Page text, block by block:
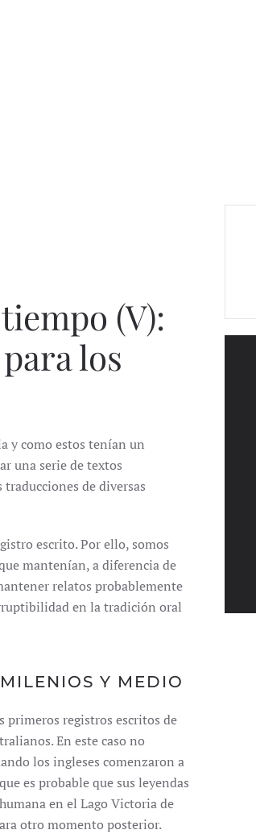
(V):
los
y como estos tenían un
una serie de textos
de diversas
escrito. Por ello, somos
mantenían, a diferencia de
relatos probablemente
en la tradición oral
Y MEDIO
primeros registros escritos de
En este caso no
los ingleses comenzaron a
es probable que sus leyendas
en el Lago Victoria de
otro momento posterior.